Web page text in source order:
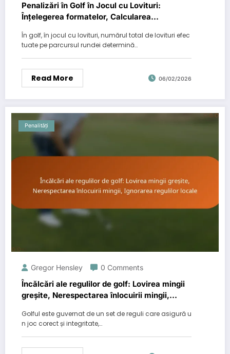
Penalizări în Golf în Jocul cu Lovituri:
Înțelegerea formatelor, Calcularea
În golf, în jocul cu lovituri, numărul total de lovituri efec
tuate pe parcursul rundei determină…
Read More 06/02/2026
Penalități
Gregor Hensley 0 Comments
Încălcări ale regulilor de golf: Lovirea mingii
greșite, Nerespectarea înlocuirii mingii,
Golful este guvernat de un set de reguli care asigură u
n joc corect și integritate,…